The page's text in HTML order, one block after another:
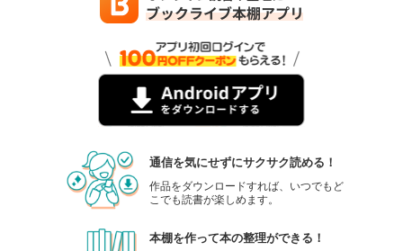
通信を気にせずにサクサク読める！
作品をダウンロードすれば、いつでもど
こでも読書が楽しめます。
本棚を作って本の整理ができる！